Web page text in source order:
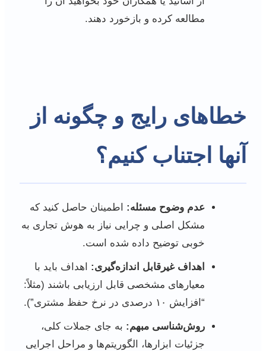
مطالعه کرده و بازخورد دهند.
خطاهای رایج و چگونه از
آنها اجتناب کنیم؟
عدم وضوح مسئله: اطمینان حاصل کنید که
مشکل اصلی و چرایی نیاز به هوش تجاری به
خوبی توضیح داده شده است.
اهداف غیرقابل اندازه‌گیری: اهداف باید با
معیارهای مشخصی قابل ارزیابی باشند (مثلاً:
“افزایش ۱۰ درصدی در نرخ حفظ مشتری”).
روش‌شناسی مبهم: به جای جملات کلی،
جزئیات ابزارها، الگوریتم‌ها و مراحل اجرایی